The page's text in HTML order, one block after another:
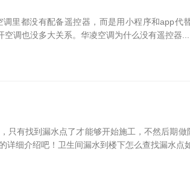
里都没有配备遥控器，而是用小程序和app代
调也没多大关系。华凌空调为什么没有遥控器...
只有找到漏水点了才能够开始施工，不然后期
细介绍吧！卫生间漏水到楼下怎么查找漏水点如